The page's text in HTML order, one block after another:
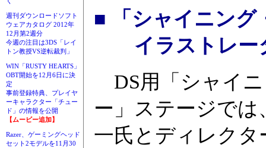
週刊ダウンロードソフト
ウェアカタログ 2012年
12月第2週分
今週の注目は3DS「レイ
トン教授VS逆転裁判」
WIN「RUSTY HEARTS」
OBT開始を12月6日に決
定
事前登録特典、プレイヤ
ーキャラクター「チュー
ド」の情報を公開
【ムービー追加】
Razer、ゲーミングヘッド
セット2モデルを11月30
■ 「シャイニング
イラストレー
DS用「シャイ
ー」ステージで
一氏とディレクタ